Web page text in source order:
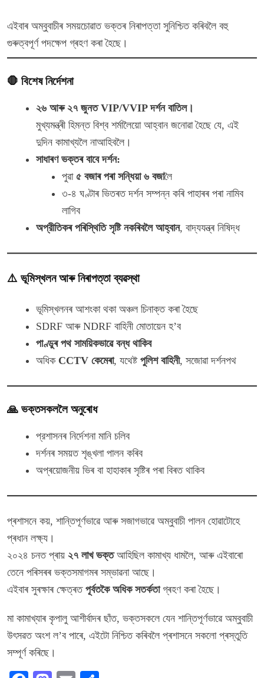
এইবাৰ অম্বুবাচীৰ সময়চোৱাত ভক্তৰ নিৰাপত্তা সুনিশ্চিত কৰিবলৈ বহু
গুৰুত্বপূৰ্ণ পদক্ষেপ গ্ৰহণ কৰা হৈছে।
🛑 বিশেষ নিৰ্দেশনা
২৬ আৰু ২৭ জুনত VIP/VVIP দৰ্শন বাতিল।
মুখ্যমন্ত্ৰী হিমন্ত বিশ্ব শৰ্মালৈয়ো আহ্বান জনোৱা হৈছে যে, এই
দুদিন কামাখ্যলৈ নাআহিবলৈ।
সাধাৰণ ভক্তৰ বাবে দৰ্শন:
পুৱা ৫ বজাৰ পৰা সন্ধিয়া ৬ বজালৈ
৩-৪ ঘণ্টাৰ ভিতৰত দৰ্শন সম্পন্ন কৰি পাহাৰৰ পৰা নামিব
লাগিব
অপ্রীতিকৰ পৰিস্থিতি সৃষ্টি নকৰিবলৈ আহ্বান, বাদ্যযন্ত্ৰ নিষিদ্ধ
⚠️ ভূমিস্খলন আৰু নিৰাপত্তা ব্যৱস্থা
ভূমিস্খলনৰ আশংকা থকা অঞ্চল চিনাক্ত কৰা হৈছে
SDRF আৰু NDRF বাহিনী মোতায়েন হ’ব
পাণ্ডুৰ পথ সাময়িকভাৱে বন্ধ থাকিব
অধিক CCTV কেমেৰা, যথেষ্ট পুলিশ বাহিনী, সজোৱা দৰ্শনপথ
🙏 ভক্তসকললৈ অনুৰোধ
প্রশাসনৰ নিৰ্দেশনা মানি চলিব
দৰ্শনৰ সময়ত শৃঙ্খলা পালন কৰিব
অপ্ৰয়োজনীয় ভিৰ বা হাহাকাৰ সৃষ্টিৰ পৰা বিৰত থাকিব
প্ৰশাসনে কয়, শান্তিপূৰ্ণভাৱে আৰু সজাগভাৱে অম্বুবাচী পালন হোৱাটোহে
প্ৰধান লক্ষ্য।
২০২৪ চনত প্ৰায় ২৭ লাখ ভক্তআহিছিল কামাখ্য ধামলৈ, আৰু এইবাৰো
তেনে পৰিসৰৰ ভক্তসমাগমৰ সম্ভাৱনা আছে।
এইবাৰ সুৰক্ষাৰ ক্ষেত্ৰত পূৰ্বতকৈ অধিক সতৰ্কতাগ্ৰহণ কৰা হৈছে।
মা কামাখ্যাৰ কৃপালু আশীৰ্বাদৰ ছাঁত, ভক্তসকলে যেন শান্তিপূৰ্ণভাৱে অম্বুবাচী
উৎসৱত অংশ ল’ব পাৰে, এইটো নিশ্চিত কৰিবলৈ প্ৰশাসনে সকলো প্ৰস্তুতি
সম্পূৰ্ণ কৰিছে।